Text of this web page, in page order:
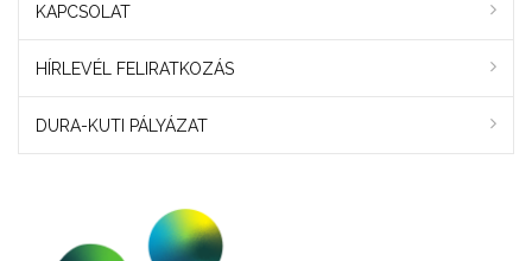
KAPCSOLAT
HÍRLEVÉL FELIRATKOZÁS
DURA-KUTI PÁLYÁZAT